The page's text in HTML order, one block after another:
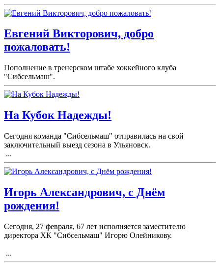
Евгений Викторович, добро
пожаловать!
Пополнение в тренерском штабе хоккейного клуба
"Сибсельмаш".
На Кубок Надежды!
Сегодня команда "Сибсельмаш" отправилась на свой
заключительный выезд сезона в Ульяновск.
...
Игорь Александрович, с Днём
рождения!
Сегодня, 27 февраля, 67 лет исполняется заместителю
директора ХК "Сибсельмаш" Игорю Олейникову.
...